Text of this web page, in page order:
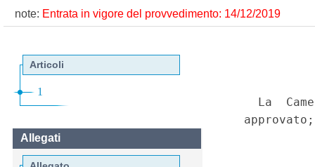
note: Entrata in vigore del provvedimento: 14/12/2019